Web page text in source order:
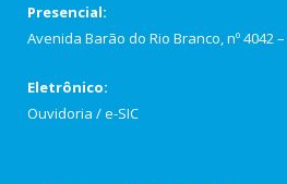
Presencial:
Avenida Barão do Rio Branco, nº 4042
Eletrônico:
Ouvidoria /e-SIC